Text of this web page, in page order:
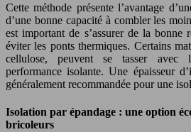
Cette méthode présente l’avantage
d’une bonne capacité à combler les
est important de s’assurer de la bonne
éviter les ponts thermiques. Certains
cellulose, peuvent se tasser avec
performance isolante. Une épaisseur
généralement recommandée pour une
Isolation par épandage : une option
bricoleurs